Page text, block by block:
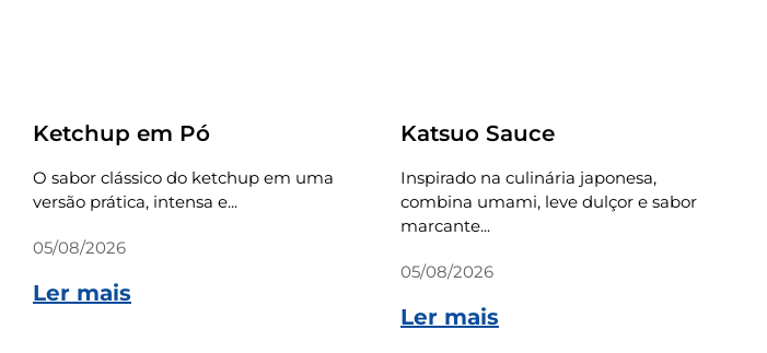
Ketchup em Pó
O sabor clássico do ketchup em uma
versão prática, intensa e...
05/08/2026
Ler mais
Katsuo Sauce
Inspirado na culinária japonesa,
combina umami, leve dulçor e sabor
marcante...
05/08/2026
Ler mais